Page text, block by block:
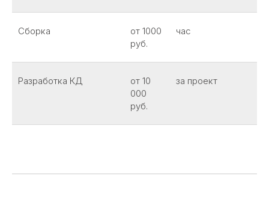
Сборка
от 1000
руб.
час
Разработка КД
от 10
000
руб.
за проект